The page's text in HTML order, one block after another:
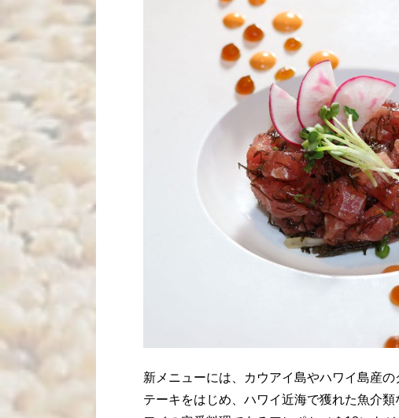
新メニューには、カウアイ島やハワイ島産
テーキをはじめ、ハワイ近海で獲れた魚介